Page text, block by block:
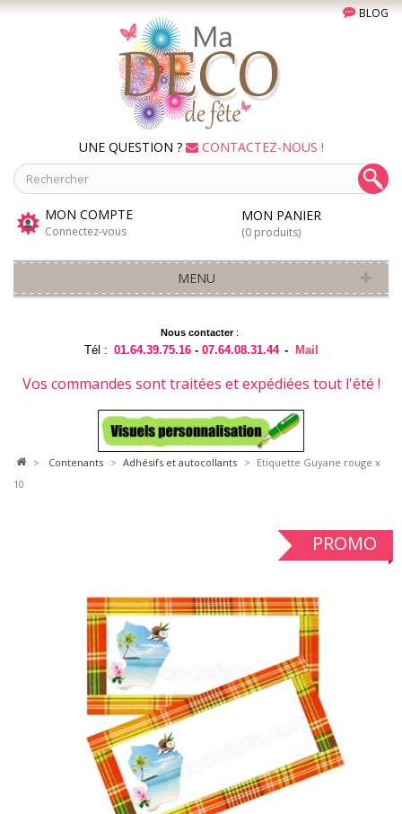
BLOG
UNE QUESTION ? CONTACTEZ-NOUS !
MON COMPTE
Connectez-vous
MON PANIER
(0 produits)
MENU
Nous contacter:
Tél : 01.64.39.75.16 -07.64.08.31.44 - Mail
Vos commandes sont traitées et expédiées tout l'été !
> contenants > adhésifs et autocollants > Etiquette Guyane rouge x
10
PROMO